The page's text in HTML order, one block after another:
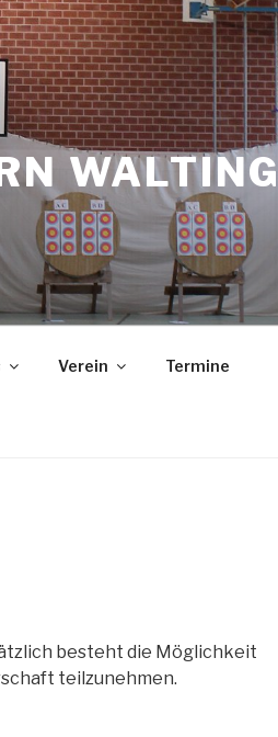
WALTING
Verein Termine
besteht die Möglichkeit
teilzunehmen.